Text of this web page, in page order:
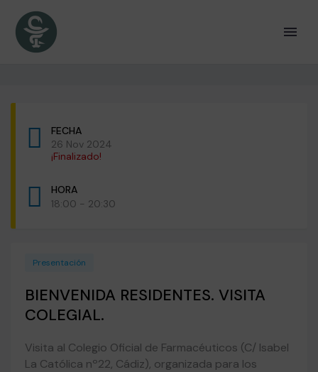
FECHA
26 Nov 2024
¡Finalizado!
HORA
18:00 - 20:30
Presentación
BIENVENIDA RESIDENTES. VISITA
COLEGIAL.
Visita al Colegio Oficial de Farmacéuticos (C/ Isabel
La Católica nº22, Cádiz), organizada para los